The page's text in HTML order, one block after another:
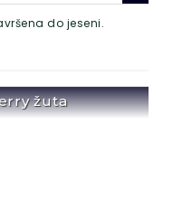
do jeseni.
žuta